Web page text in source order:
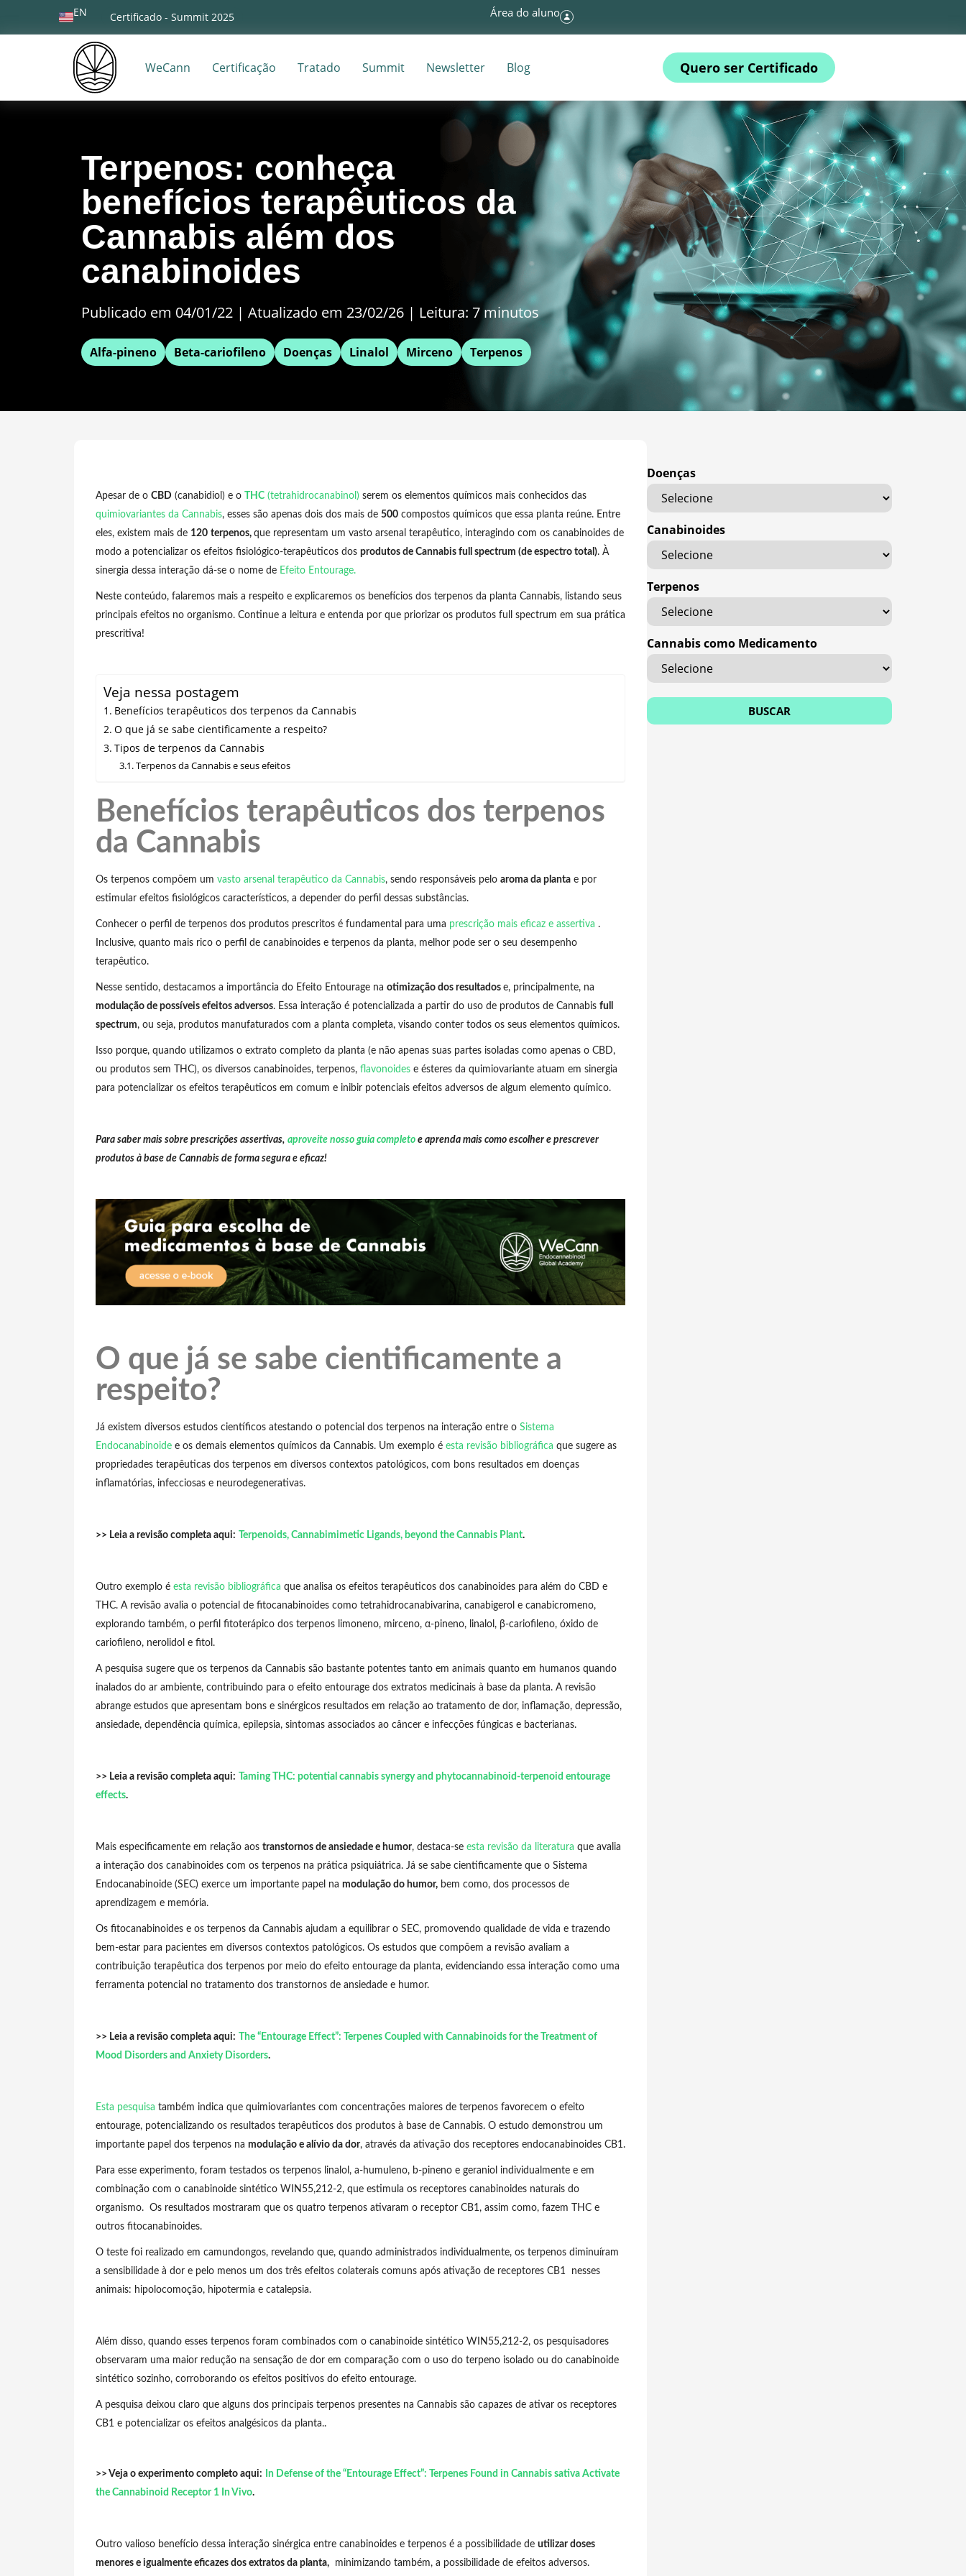
EN Certificado - Summit 2025 Área do aluno
WeCann Certificação Tratado Summit Newsletter Blog Quero ser Certificado
Terpenos: conheça
benefícios terapêuticos da
Cannabis além dos
canabinoides
Publicado em 04/01/22 | Atualizado em 23/02/26 | Leitura: 7 minutos
Alfa-pineno Beta-cariofileno Doenças Linalol Mirceno Terpenos
Apesar de o CBD (canabidiol) e o THC(tetrahidrocanabinol) serem os elementos químicos mais conhecidos das
quimiovariantes da Cannabis, esses são apenas dois dos mais de 500compostos químicos que essa planta reúne. Entre
eles, existem mais de 120 terpenos, que representam um vasto arsenal terapêutico, interagindo com os canabinoides de
modo a potencializar os efeitos fisiológico-terapêuticos dos produtos de Cannabis full spectrum (de espectro total). À
sinergia dessa interação dá-se o nome de Efeito Entourage.
Neste conteúdo, falaremos mais a respeito e explicaremos os benefícios dos terpenos da planta Cannabis, listando seus
principais efeitos no organismo. Continue a leitura e entenda por que priorizar os produtos full spectrum em sua prática
prescritiva!
Veja nessa postagem
Benefícios terapêuticos dos terpenos da Cannabis
O que já se sabe cientificamente a respeito?
Tipos de terpenos da Cannabis
Terpenos da Cannabis e seus efeitos
Benefícios terapêuticos dos terpenos
da Cannabis
Os terpenos compõem um vasto arsenal terapêutico da Cannabis, sendo responsáveis pelo aroma da plantae por
estimular efeitos fisiológicos característicos, a depender do perfil dessas substâncias.
Conhecer o perfil de terpenos dos produtos prescritos é fundamental para uma prescrição mais eficaz e assertiva .
Inclusive, quanto mais rico o perfil de canabinoides e terpenos da planta, melhor pode ser o seu desempenho
terapêutico.
Nesse sentido, destacamos a importância do Efeito Entourage na otimização dos resultados e, principalmente, na
modulação de possíveis efeitos adversos. Essa interação é potencializada a partir do uso de produtos de Cannabis full
spectrum, ou seja, produtos manufaturados com a planta completa, visando conter todos os seus elementos químicos.
Isso porque, quando utilizamos o extrato completo da planta (e não apenas suas partes isoladas como apenas o CBD,
ou produtos sem THC), os diversos canabinoides, terpenos,flavonoidese ésteres da quimiovariante atuam em sinergia
para potencializar os efeitos terapêuticos em comum e inibir potenciais efeitos adversos de algum elemento químico.
Para saber mais sobre prescrições assertivas, aproveite nosso guia completoe aprenda mais como escolher e prescrever
produtos à base de Cannabis de forma segura e eficaz!
O que já se sabe cientificamente a
respeito?
Já existem diversos estudos científicos atestando o potencial dos terpenos na interação entre o Sistema
Endocanabinoidee os demais elementos químicos da Cannabis. Um exemplo éesta revisão bibliográfica que sugere as
propriedades terapêuticas dos terpenos em diversos contextos patológicos, com bons resultados em doenças
inflamatórias, infecciosas e neurodegenerativas.
>> Leia a revisão completa aqui: Terpenoids, Cannabimimetic Ligands, beyond the Cannabis Plant.
Outro exemplo é esta revisão bibliográfica que analisa os efeitos terapêuticos dos canabinoides para além do CBD e
THC. A revisão avalia o potencial de fitocanabinoides como tetrahidrocanabivarina, canabigerol e canabicromeno,
explorando também, o perfil fitoterápico dos terpenos limoneno, mirceno, α-pineno, linalol, β-cariofileno, óxido de
cariofileno, nerolidol e fitol.
A pesquisa sugere que os terpenos da Cannabis são bastante potentes tanto em animais quanto em humanos quando
inalados do ar ambiente, contribuindo para o efeito entourage dos extratos medicinais à base da planta. A revisão
abrange estudos que apresentam bons e sinérgicos resultados em relação ao tratamento de dor, inflamação, depressão,
ansiedade, dependência química, epilepsia, sintomas associados ao câncer e infecções fúngicas e bacterianas.
>> Leia a revisão completa aqui:
Taming THC: potential cannabis synergy and phytocannabinoid-terpenoid entourage
effects.
Mais especificamente em relação aos transtornos de ansiedade e humor, destaca-se esta revisão da literatura que avalia
a interação dos canabinoides com os terpenos na prática psiquiátrica. Já se sabe cientificamente que o Sistema
Endocanabinoide (SEC) exerce um importante papel na modulação do humor,bem como, dos processos de
aprendizagem e memória.
Os fitocanabinoides e os terpenos da Cannabis ajudam a equilibrar o SEC, promovendo qualidade de vida e trazendo
bem-estar para pacientes em diversos contextos patológicos. Os estudos que compõem a revisão avaliam a
contribuição terapêutica dos terpenos por meio do efeito entourage da planta, evidenciando essa interação como uma
ferramenta potencial no tratamento dos transtornos de ansiedade e humor.
>> Leia a revisão completa aqui:
The “Entourage Effect”: Terpenes Coupled with Cannabinoids for the Treatment of
Mood Disorders and Anxiety Disorders.
Esta pesquisa também indica que quimiovariantes com concentrações maiores de terpenos favorecem o efeito
entourage, potencializando os resultados terapêuticos dos produtos à base de Cannabis. O estudo demonstrou um
importante papel dos terpenos na modulação e alívio da dor, através da ativação dos receptores endocanabinoides CB1.
Para esse experimento, foram testados os terpenos linalol, a-humuleno, b-pineno e geraniol individualmente e em
combinação com o canabinoide sintético WIN55,212-2, que estimula os receptores canabinoides naturais do
organismo. Os resultados mostraram que os quatro terpenos ativaram o receptor CB1, assim como, fazem THC e
outros fitocanabinoides.
O teste foi realizado em camundongos, revelando que, quando administrados individualmente, os terpenos diminuíram
a sensibilidade à dor e pelo menos um dos três efeitos colaterais comuns após ativação de receptores CB1 nesses
animais: hipolocomoção, hipotermia e catalepsia.
Além disso, quando esses terpenos foram combinados com o canabinoide sintético WIN55,212-2, os pesquisadores
observaram uma maior redução na sensação de dor em comparação com o uso do terpeno isolado ou do canabinoide
sintético sozinho, corroborando os efeitos positivos do efeito entourage.
A pesquisa deixou claro que alguns dos principais terpenos presentes na Cannabis são capazes de ativar os receptores
CB1 e potencializar os efeitos analgésicos da planta..
>> Veja o experimento completo aqui:
In Defense of the “Entourage Effect”: Terpenes Found in Cannabis sativa Activate
the Cannabinoid Receptor 1 In Vivo.
Outro valioso benefício dessa interação sinérgica entre canabinoides e terpenos é a possibilidade de utilizar doses
menores e igualmente eficazes dos extratos da planta,minimizando também, a possibilidade de efeitos adversos.
Doenças
Canabinoides
Terpenos
Cannabis como Medicamento